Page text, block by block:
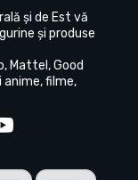
și de Est vă
și produse
Mattel, Good
filme,